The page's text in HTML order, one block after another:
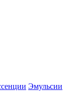
Эмульсии